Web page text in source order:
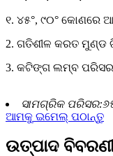
୧. ୪୫°, ୯୦° କୋଣରେ
2. ଗତିଶୀଳ କରତ ମୁଣ୍ଡ
3. କଟିଙ୍ଗ ଲମ୍ବ ପରିସର
ସାମଗ୍ରିକ ପରିସର:
ଆମକୁ ଇମେଲ୍ ପଠାନ୍ତୁ
ଉତ୍ପାଦ